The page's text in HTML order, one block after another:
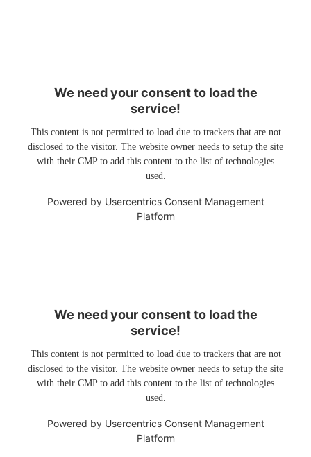
We need your consent to load the
service!
This content is not permitted to load due to trackers that are not
disclosed to the visitor. The website owner needs to setup the site
with their CMP to add this content to the list of technologies
used.
Powered by Usercentrics Consent Management
Platform
We need your consent to load the
service!
This content is not permitted to load due to trackers that are not
disclosed to the visitor. The website owner needs to setup the site
with their CMP to add this content to the list of technologies
used.
Powered by Usercentrics Consent Management
Platform